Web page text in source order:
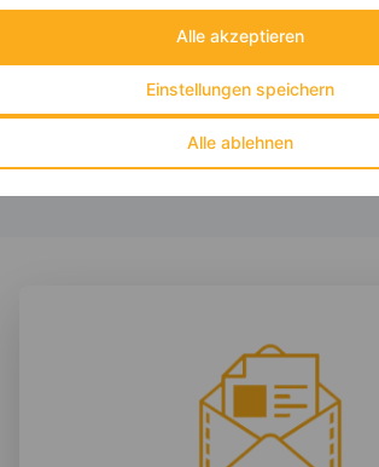
Alle ablehnen
Einstellungen speichern
Alle akzeptieren
Fett:15 g
Eiweiß:21 g
Kohlehydrate:86 g